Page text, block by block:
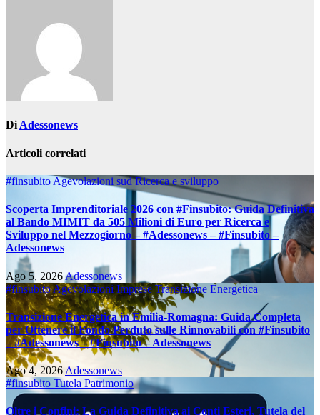
DiAdessonews
Articoli correlati
#finsubito Agevolazioni sudRicerca e sviluppo
Scoperta Imprenditoriale 2026 con #Finsubito: Guida Definitiva
al Bando MIMIT da 505 Milioni di Euro per Ricerca e
Sviluppo nel Mezzogiorno – #Adessonews – #Finsubito –
Adessonews
Ago 5, 2026Adessonews
#finsubitoAgevolazioni ImpreseTransizione Energetica
Transizione Energetica in Emilia-Romagna: Guida Completa
per Ottenere il Fondo Perduto sulle Rinnovabili con #Finsubito
– #Adessonews – #Finsubito – Adessonews
Ago 4, 2026 Adessonews
#finsubito Tutela Patrimonio
Oltre i Confini: La Guida Definitiva ai Conti Esteri, Tutela del